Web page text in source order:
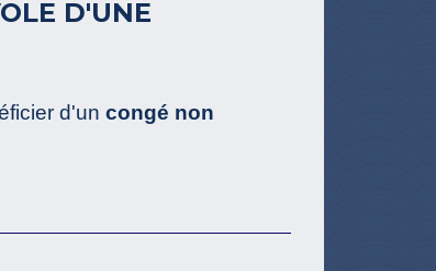
D'UNE
d'un congé non